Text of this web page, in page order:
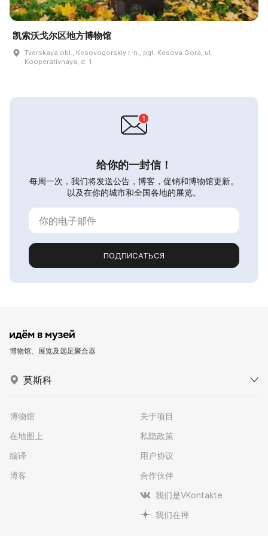
凯索沃戈尔区地方博物馆
Tverskaya obl., Kesovogorskiy r-n., pgt. Kesova Gora, ul.
Kooperativnaya, d. 1
给你的一封信！
每周一次，我们将发送公告，博客，促销和博物馆更新。
以及在你的城市和全国各地的展览。
ПОДПИСАТЬСЯ
博物馆、展览及远足聚合器
莫斯科
博物馆
在地图上
编译
博客
关于项目
私隐政策
用户协议
合作伙伴
我们是VKontakte
我们在禅